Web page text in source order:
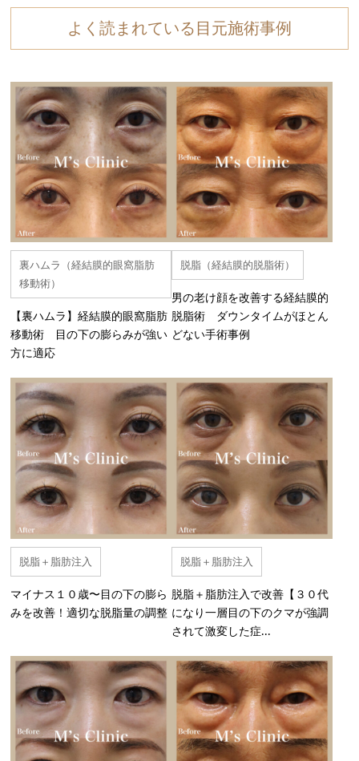
よく読まれている目元施術事例
裏ハムラ（経結膜的眼窩脂肪
移動術）
【裏ハムラ】経結膜的眼窩脂肪
移動術 目の下の膨らみが強い
方に適応
脱脂（経結膜的脱脂術）
男の老け顔を改善する経結膜的
脱脂術 ダウンタイムがほとん
どない手術事例
脱脂＋脂肪注入
マイナス１０歳〜目の下の膨ら
みを改善！適切な脱脂量の調整
脱脂＋脂肪注入
脱脂＋脂肪注入で改善【３０代
になり一層目の下のクマが強調
されて激変した症...